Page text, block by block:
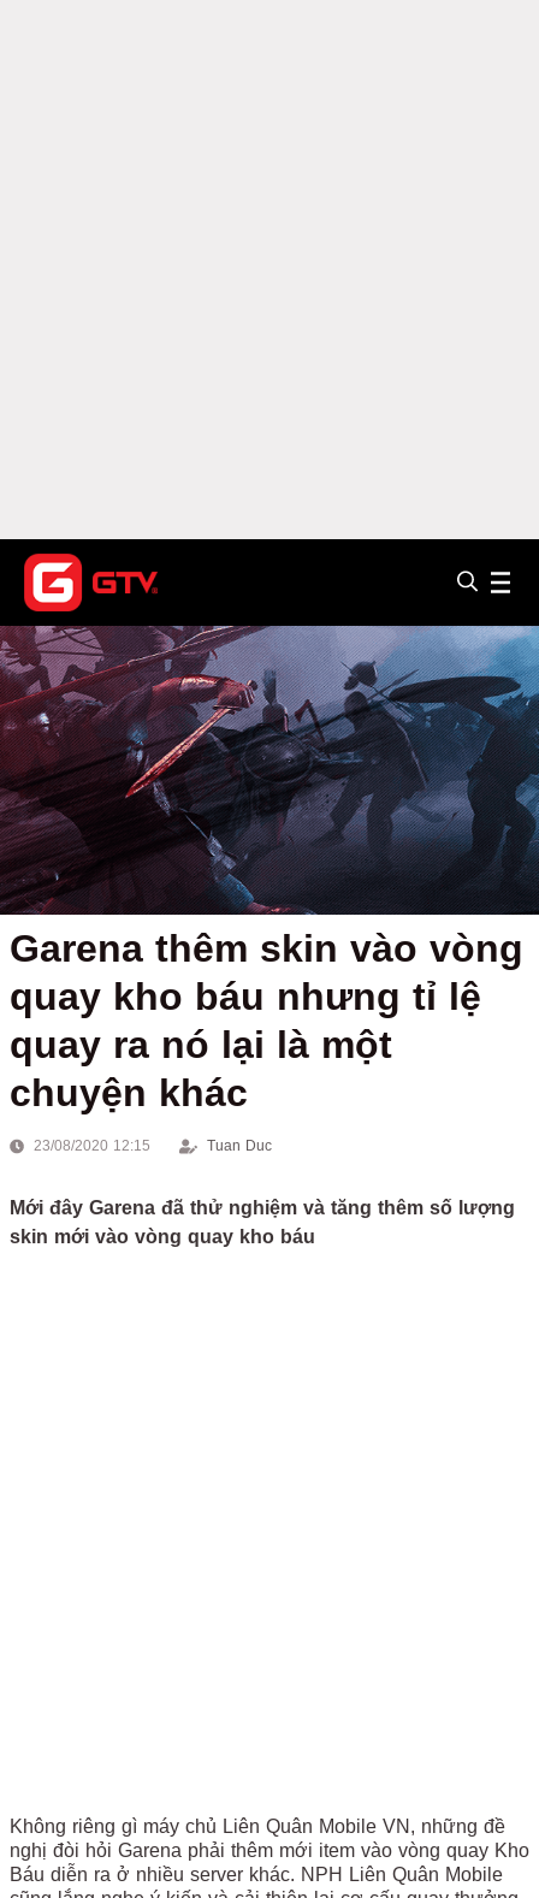
Garena thêm skin vào vòng
quay kho báu nhưng tỉ lệ
quay ra nó lại là một
chuyện khác
23/08/2020 12:15 Tuan Duc
Mới đây Garena đã thử nghiệm và tăng thêm số lượng
skin mới vào vòng quay kho báu
Không riêng gì máy chủ Liên Quân Mobile VN, những đề
nghị đòi hỏi Garena phải thêm mới item vào vòng quay Kho
Báu diễn ra ở nhiều server khác. NPH Liên Quân Mobile